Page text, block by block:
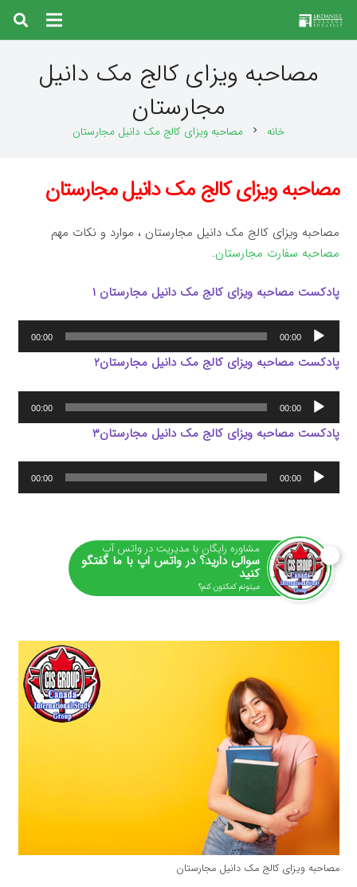
مصاحبه ویزای کالج مک دانیل
مجارستان
خانه chevron_right مصاحبه ویزای کالج مک دانیل مجارستان
مصاحبه ویزای کالج مک دانیل مجارستان
مصاحبه ویزای کالج مک دانیل مجارستان ، موارد و نکات مهم
مصاحبه سفارت مجارستان.
پادکست مصاحبه ویزای کالج مک دانیل مجارستان ۱
پخش‌کننده
صوت
00:00
00:00
پادکست مصاحبه ویزای کالج مک دانیل مجارستان۲
پخش‌کننده
صوت
00:00
00:00
پادکست مصاحبه ویزای کالج مک دانیل مجارستان۳
پخش‌کننده
صوت
00:00
00:00
مشاوره رایگان با مدیریت در واتس آپ
سوالی دارید؟ در واتس اپ با ما گفتگو
کنید
میتونم کمکتون کنم؟
مصاحبه ویزای کالج مک دانیل مجارستان